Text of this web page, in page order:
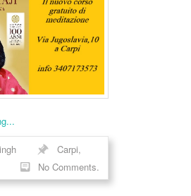
Carpi,
No Comments.